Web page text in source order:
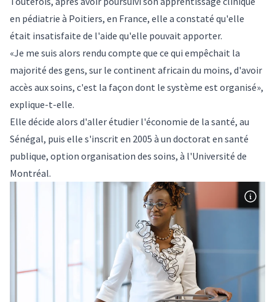
en pédiatrie à Poitiers, en France, elle a constaté qu'elle
était insatisfaite de l'aide qu'elle pouvait apporter.
«Je me suis alors rendu compte que ce qui empêchait la
majorité des gens, sur le continent africain du moins, d'avoir
accès aux soins, c'est la façon dont le système est organisé»,
explique-t-elle.
Elle décide alors d'aller étudier l'économie de la santé, au
Sénégal, puis elle s'inscrit en 2005 à un doctorat en santé
publique, option organisation des soins, à l'Université de
Montréal.